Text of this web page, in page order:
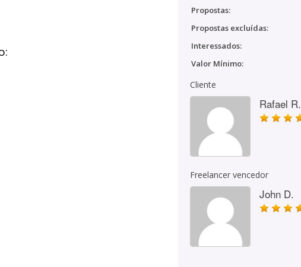
Propostas:
Propostas excluídas:
Interessados:
Valor Mínimo:
Cliente
Rafael R.
Freelancer vencedor
John D.